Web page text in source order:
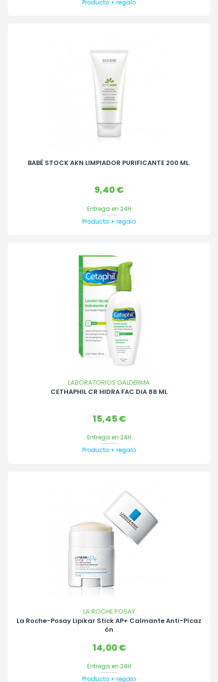
Producto + regalo
BABÉ STOCK AKN LIMPIADOR PURIFICANTE 200 ML.
Precio
9,40 €
Entrega en 24H
Producto + regalo
LABORATORIOS GALDERMA
CETHAPHIL CR HIDRA FAC DIA 88 ML
Precio
15,45 €
Entrega en 24H
Producto + regalo
LA ROCHE POSAY
La Roche-Posay Lipikar Stick AP+ Calmante Anti-Picaz
Ón
Precio
14,00 €
Entrega en 24H
Producto + regalo